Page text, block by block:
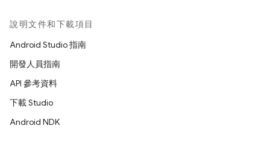
說明文件和下載項目
Android Studio 指南
開發人員指南
API 參考資料
下載 Studio
Android NDK